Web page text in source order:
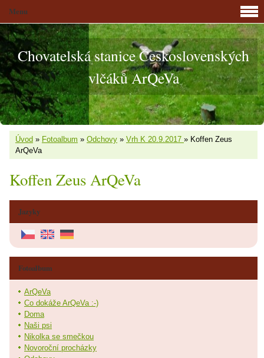
Chovatelská stanice Československých
vlčáků ArQeVa
Úvod » Fotoalbum » Odchovy » Vrh K 20.9.2017 » Koffen Zeus
ArQeVa
Koffen Zeus ArQeVa
Jazyky
Menu
Fotoalbum
ArQeVa
Co dokáže ArQeVa :-)
Doma
Naši psi
Nikolka se smečkou
Novoroční procházky